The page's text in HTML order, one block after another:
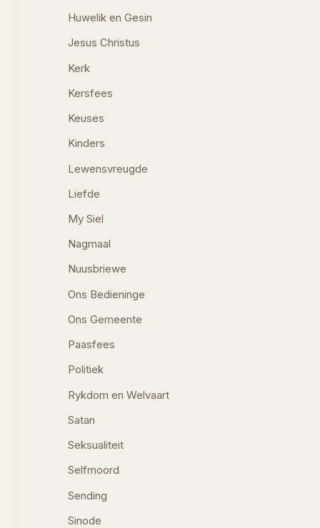
Huwelik en Gesin
Jesus Christus
Kerk
Kersfees
Keuses
Kinders
Lewensvreugde
Liefde
My Siel
Nagmaal
Nuusbriewe
Ons Bedieninge
Ons Gemeente
Paasfees
Politiek
Rykdom en Welvaart
Satan
Seksualiteit
Selfmoord
Sending
Sinode